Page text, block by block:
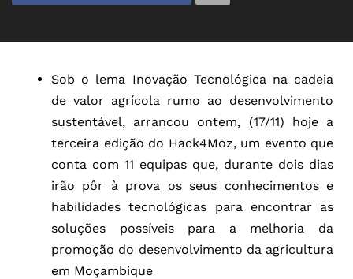
Sob o lema Inovação Tecnológica na cadeia
de valor agrícola rumo ao desenvolvimento
sustentável, arrancou ontem, (17/11) hoje a
terceira edição do Hack4Moz, um evento que
conta com 11 equipas que, durante dois dias
irão pôr à prova os seus conhecimentos e
habilidades tecnológicas para encontrar as
soluções possíveis para a melhoria da
promoção do desenvolvimento da agricultura
em Moçambique